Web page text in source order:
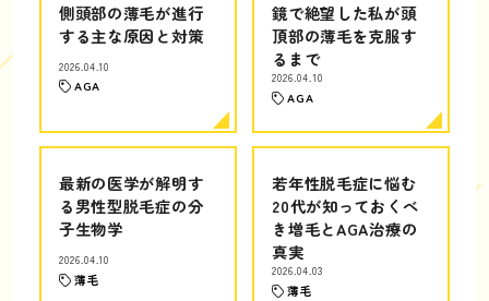
側頭部の薄毛が進行
する主な原因と対策
2026.04.10
AGA
鏡で絶望した私が頭
頂部の薄毛を克服す
るまで
2026.04.10
AGA
最新の医学が解明す
る男性型脱毛症の分
子生物学
2026.04.10
薄毛
若年性脱毛症に悩む
20代が知っておくべ
き増毛とAGA治療の
真実
2026.04.03
薄毛